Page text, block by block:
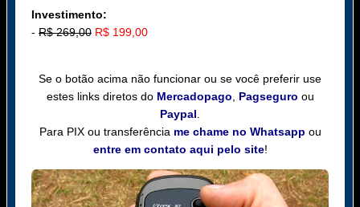
Investimento:
- R$ 269,00 R$ 199,00
Se o botão acima não funcionar ou se você preferir use
estes links diretos do Mercadopago Pagseguro ou
Paypal
Para PIX ou transferência me chame no Whatsapp ou
entre em contato aqui pelo site!